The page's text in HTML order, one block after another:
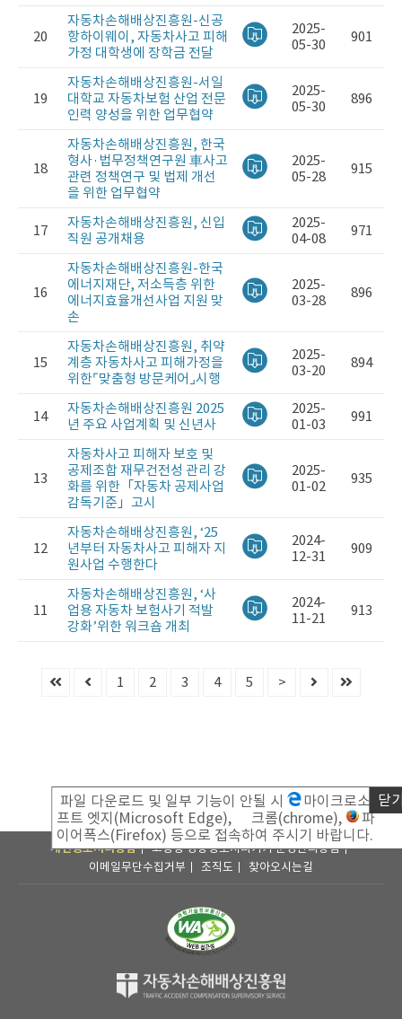
20
자동차손해배상진흥원-신공
항하이웨이, 자동차사고 피해
가정 대학생에 장학금 전달
2025-
05-30
901
19
자동차손해배상진흥원-서일
대학교 자동차보험 산업 전문
인력 양성을 위한 업무협약
2025-
05-30
896
18
자동차손해배상진흥원, 한국
형사·법무정책연구원 車사고
관련 정책연구 및 법제 개선
을 위한 업무협약
2025-
05-28
915
17
자동차손해배상진흥원, 신입
직원 공개채용
2025-
04-08
971
16
자동차손해배상진흥원-한국
에너지재단, 저소득층 위한
에너지효율개선사업 지원 맞
손
2025-
03-28
896
15
자동차손해배상진흥원, 취약
계층 자동차사고 피해가정을
위한⌜맞춤형 방문케어⌟시행
2025-
03-20
894
14
자동차손해배상진흥원 2025
년 주요 사업계획 및 신년사
2025-
01-03
991
13
자동차사고 피해자 보호 및
공제조합 재무건전성 관리 강
화를 위한「자동차 공제사업
감독기준」고시
2025-
01-02
935
12
자동차손해배상진흥원, ‘25
년부터 자동차사고 피해자 지
원사업 수행한다
2024-
12-31
909
11
자동차손해배상진흥원, ‘사
업용 자동차 보험사기 적발
강화’위한 워크숍 개최
2024-
11-21
913
1 2 3 4 5 >
파일 다운로드 및 일부 기능이 안될 시
마이크로소
프트 엣지(Microsoft Edge),
크롬(chrome),
파
이어폭스(Firefox) 등으로 접속하여 주시기 바랍니다.
닫
개인정보처리방침
고정형 영상정보처리기기 운영관리방침
이메일무단수집거부
조직도 찾아오시는길